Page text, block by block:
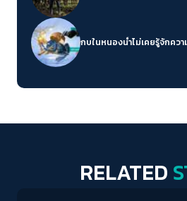
กบในหนองน้ำไม่เคยรู้จักคว
RELATED